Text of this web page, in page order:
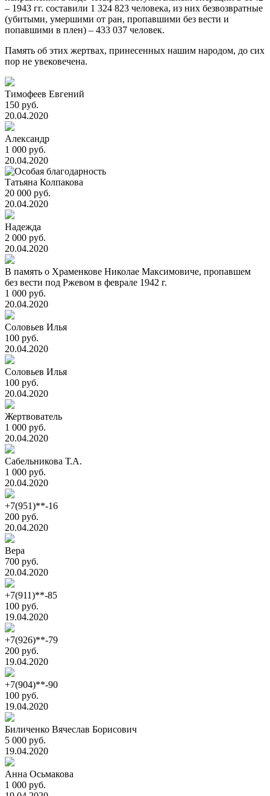
– 1943 гг. составили 1 324 823 человека, из них безвозвратные
(убитыми, умершими от ран, пропавшими без вести и
попавшими в плен) – 433 037 человек.
Память об этих жертвах, принесенных нашим народом, до сих
пор не увековечена.
Тимофеев Евгений
150 руб.
20.04.2020
Александр
1 000 руб.
20.04.2020
Татьяна Колпакова
20 000 руб.
20.04.2020
Надежда
2 000 руб.
20.04.2020
В память о Храменкове Николае Максимовиче, пропавшем
без вести под Ржевом в феврале 1942 г.
1 000 руб.
20.04.2020
Соловьев Илья
100 руб.
20.04.2020
Соловьев Илья
100 руб.
20.04.2020
Жертвователь
1 000 руб.
20.04.2020
Сабельникова Т.А.
1 000 руб.
20.04.2020
+7(951)**-16
200 руб.
20.04.2020
Вера
700 руб.
20.04.2020
+7(911)**-85
100 руб.
19.04.2020
+7(926)**-79
200 руб.
19.04.2020
+7(904)**-90
100 руб.
19.04.2020
Биличенко Вячеслав Борисович
5 000 руб.
19.04.2020
Анна Осьмакова
1 000 руб.